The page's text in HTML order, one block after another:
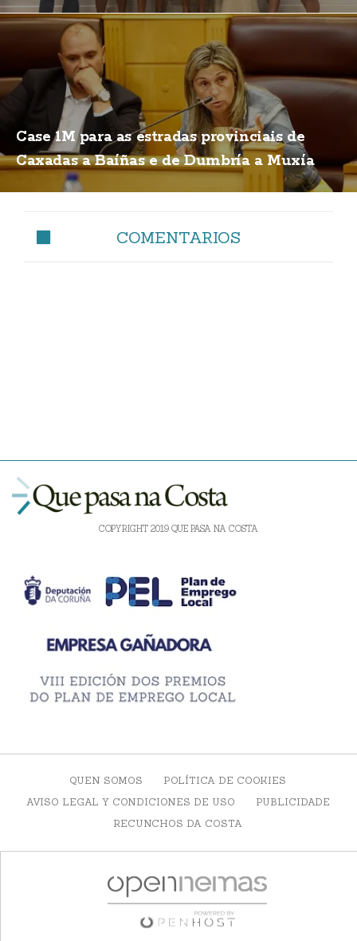
Case 1M para as estradas provinciais de
Caxadas a Baíñas e de Dumbría a Muxía
COMENTARIOS
COPYRIGHT 2019 QUE PASA NA COSTA
QUEN SOMOS
POLÍTICA DE COOKIES
AVISO LEGAL Y CONDICIONES DE USO
PUBLICIDADE
RECUNCHOS DA COSTA